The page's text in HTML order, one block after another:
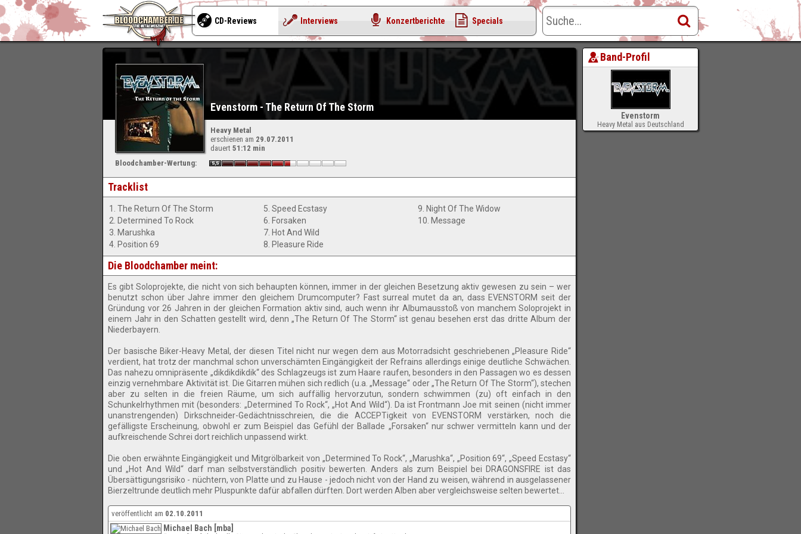
Evenstorm - The Return Of The Storm
Heavy Metal
erschienen am 29.07.2011
dauert 51:12 min
Bloodchamber-Wertung:
Tracklist
1. The Return Of The Storm
2. Determined To Rock
3. Marushka
4. Position 69
5. Speed Ecstasy
6. Forsaken
7. Hot And Wild
8. Pleasure Ride
9. Night Of The Widow
10. Message
Die Bloodchamber meint:
Es gibt Soloprojekte, die nicht von sich behaupten können, immer in der gleichen Besetzung aktiv gewesen zu sein – wer
benutzt schon über Jahre immer den gleichem Drumcomputer? Fast surreal mutet da an, dass EVENSTORM seit der
Gründung vor 26 Jahren in der gleichen Formation aktiv sind, auch wenn ihr Albumausstoß von manchem Soloprojekt in
einem Jahr in den Schatten gestellt wird, denn „The Return Of The Storm“ ist genau besehen erst das dritte Album der
Niederbayern.
Der basische Biker-Heavy Metal, der diesen Titel nicht nur wegen dem aus Motorradsicht geschriebenen „Pleasure Ride“
verdient, hat trotz der manchmal schon unverschämten Eingängigkeit der Refrains allerdings einige deutliche Schwächen.
Das nahezu omnipräsente „dikdikdikdik“ des Schlagzeugs ist zum Haare raufen, besonders in den Passagen wo es dessen
einzig vernehmbare Aktivität ist. Die Gitarren mühen sich redlich (u.a. „Message“ oder „The Return Of The Storm“), stechen
aber zu selten in die freien Räume, um sich auffällig hervorzutun, sondern schwimmen (zu) oft einfach in den
Schunkelrhythmen mit (besonders: „Determined To Rock“, „Hot And Wild“). Da ist Frontmann Joe mit seinen (nicht immer
unanstrengenden) Dirkschneider-Gedächtnisschreien, die die ACCEPTigkeit von EVENSTORM verstärken, noch die
gefälligste Erscheinung, obwohl er zum Beispiel das Gefühl der Ballade „Forsaken“ nur schwer vermitteln kann und der
aufkreischende Schrei dort reichlich unpassend wirkt.
Die oben erwähnte Eingängigkeit und Mitgrölbarkeit von „Determined To Rock“, „Marushka“, „Position 69“, „Speed Ecstasy“
und „Hot And Wild“ darf man selbstverständlich positiv bewerten. Anders als zum Beispiel bei DRAGONSFIRE ist das
Übersättigungsrisiko - nüchtern, von Platte und zu Hause - jedoch nicht von der Hand zu weisen, während in ausgelassener
Bierzeltrunde deutlich mehr Pluspunkte dafür abfallen dürften. Dort werden Alben aber vergleichsweise selten bewertet…
veröffentlicht am 02.10.2011
Michael Bach [mba]
Band-Profil
Evenstorm
Heavy Metal aus Deutschland
CD-Reviews Interviews Konzertberichte Specials